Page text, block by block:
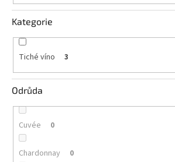
BiB
-
objem
Ostatní
vína
Značky
Přihlášení
Kategorie
Tiché víno 3
Odrůda
Cuvée 0
Chardonnay 0